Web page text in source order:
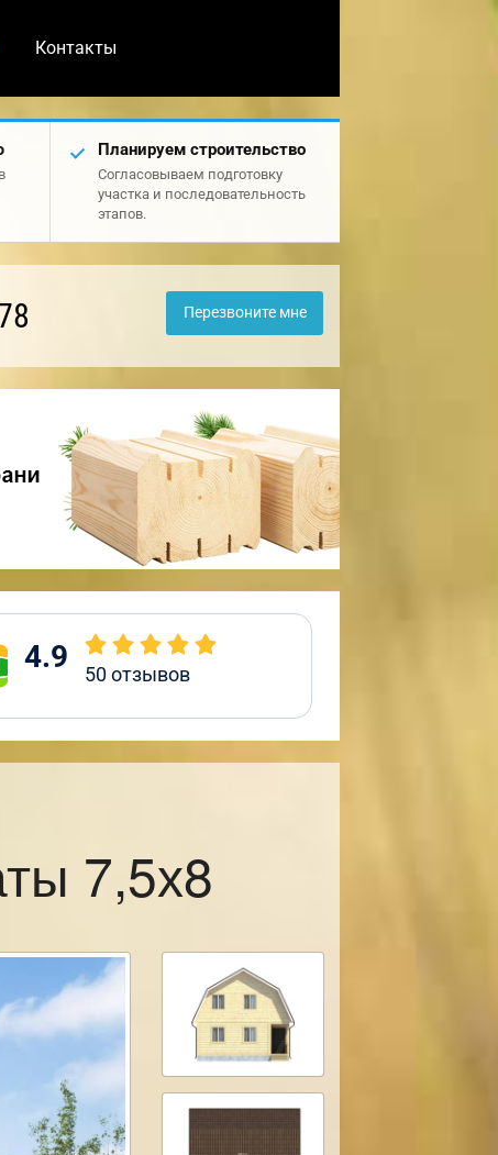
Контакты
Планируем строительство
Согласовываем подготовку
участка и последовательность
этапов.
Перезвоните мне
4.9 50отзывов
7,5х8